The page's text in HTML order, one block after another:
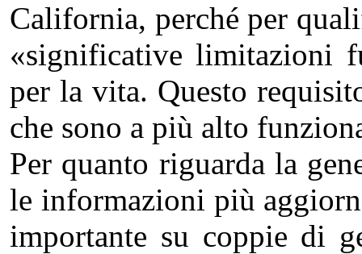
California, perché per
«significative limitazioni
per la vita. Questo
che sono a più alto
Per quanto riguarda la
le informazioni più
importante su coppie di